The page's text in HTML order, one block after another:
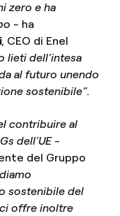
zero e ha
- ha
, CEO di Enel
lieti dell’intesa
al futuro unendo
sostenibile”.
contribuire al
dell’UE -
del Gruppo
sostenibile del
ci offre inoltre